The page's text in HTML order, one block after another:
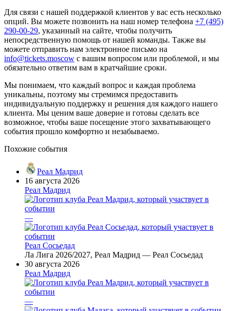
Для связи с нашей поддержкой клиентов у вас есть несколько
опций. Вы можете позвонить на наш номер телефона +7 (495)
290-00-29, указанный на сайте, чтобы получить
непосредственную помощь от нашей команды. Также вы
можете отправить нам электронное письмо на
info@tickets.moscow с вашим вопросом или проблемой, и мы
обязательно ответим вам в кратчайшие сроки.
Мы понимаем, что каждый вопрос и каждая проблема
уникальны, поэтому мы стремимся предоставить
индивидуальную поддержку и решения для каждого нашего
клиента. Мы ценим ваше доверие и готовы сделать все
возможное, чтобы ваше посещение этого захватывающего
события прошло комфортно и незабываемо.
Похожие события
Реал Мадрид
16 августа 2026
Реал Мадрид
—
Реал Сосьедад
Ла Лига 2026/2027, Реал Мадрид — Реал Сосьедад
30 августа 2026
Реал Мадрид
—